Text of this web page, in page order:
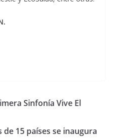
Sinfonía Vive El
15 países se inaugura